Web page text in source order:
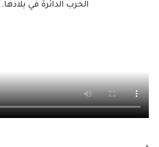
الحرب الدائرة في بلادها.